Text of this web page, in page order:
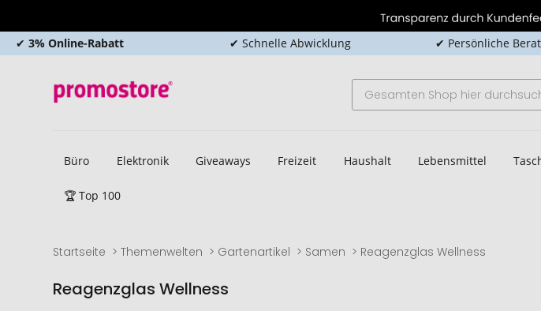
✔ 3% Online-Rabatt ✔ Schnelle Abwicklung ✔ Persönliche
Büro Elektronik Giveaways Freizeit Haushalt Lebensmittel
🏆 Top 100
Startseite Themenwelten Gartenartikel Samen Reagenzglas Wellness
Reagenzglas Wellness